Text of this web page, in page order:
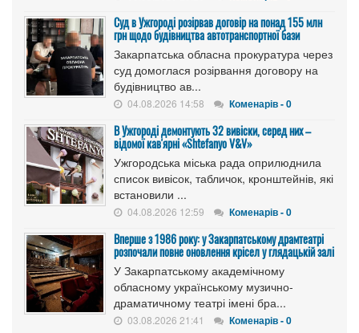
Cуд в Ужгороді розірвав договір на понад 155 млн
грн щодо будівництва автотранспортної бази
Закарпатська обласна прокуратура через
суд домоглася розірвання договору на
будівництво ав...
04.08.2026 14:58 Коменарів - 0
В Ужгороді демонтують 32 вивіски, серед них –
відомої кав'ярні «Shtefanyo V&V»
Ужгородська міська рада оприлюднила
список вивісок, табличок, кронштейнів, які
встановили ...
04.08.2026 12:59 Коменарів - 0
Вперше з 1986 року: у Закарпатському драмтеатрі
розпочали повне оновлення крісел у глядацькій залі
У Закарпатському академічному
обласному українському музично-
драматичному театрі імені бра...
03.08.2026 21:41 Коменарів - 0